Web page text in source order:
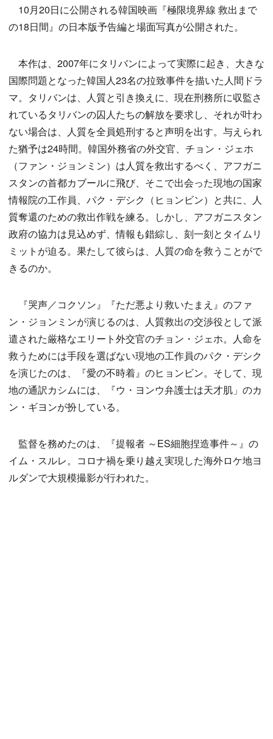
10月20日に公開される韓国映画『極限境界線 救出まで
の18日間』の日本版予告編と場面写真が公開された。
本作は、2007年にタリバンによって実際に起き、大きな
国際問題となった韓国人23名の拉致事件を描いた人間ドラ
マ。タリバンは、人質と引き換えに、現在刑務所に収監さ
れているタリバンの囚人たちの解放を要求し、それが叶わ
ない場合は、人質を全員処刑すると声明を出す。与えられ
た猶予は24時間。韓国外務省の外交官、チョン・ジェホ
（ファン・ジョンミン）は人質を救出するべく、アフガニ
スタンの首都カブールに飛び、そこで出会った現地の国家
情報院の工作員、パク・デシク（ヒョンビン）と共に、人
質奪還のための救出作戦を練る。しかし、アフガニスタン
政府の協力は見込めず、情報も錯綜し、刻一刻とタイムリ
ミットが迫る。果たして彼らは、人質の命を救うことがで
きるのか。
『哭声／コクソン』『ただ悪より救いたまえ』のファ
ン・ジョンミンが演じるのは、人質救出の交渉役として派
遣された厳格なエリート外交官のチョン・ジェホ。人命を
救うためには手段を選ばない現地の工作員のパク・デシク
を演じたのは、『愛の不時着』のヒョンビン。そして、現
地の通訳カシムには、『ウ・ヨンウ弁護士は天才肌」のカ
ン・ギヨンが扮している。
監督を務めたのは、『提報者 ～ES細胞捏造事件～』の
イム・スルレ。コロナ禍を乗り越え実現した海外ロケ地ヨ
ルダンで大規模撮影が行われた。